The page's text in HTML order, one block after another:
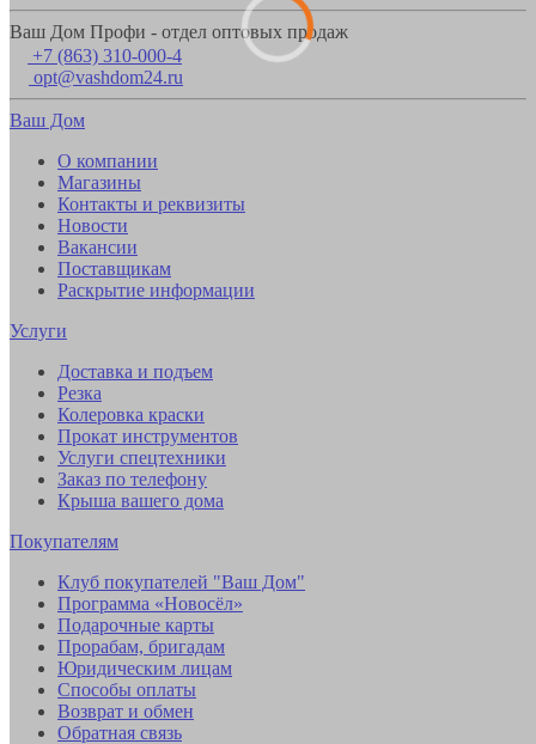
Ваш Дом Профи - отдел оптовых продаж
+7 (863) 310-000-4
opt@vashdom24.ru
Ваш Дом
О компании
Магазины
Контакты и реквизиты
Новости
Вакансии
Поставщикам
Раскрытие информации
Услуги
Доставка и подъем
Резка
Колеровка краски
Прокат инструментов
Услуги спецтехники
Заказ по телефону
Крыша вашего дома
Покупателям
Клуб покупателей "Ваш Дом"
Программа «Новосёл»
Подарочные карты
Прорабам, бригадам
Юридическим лицам
Способы оплаты
Возврат и обмен
Обратная связь